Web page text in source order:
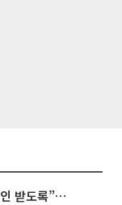
김정관 장관 “반도체 성과급, 주총 승인 받도록”…상법·자본시장법 개정 시사